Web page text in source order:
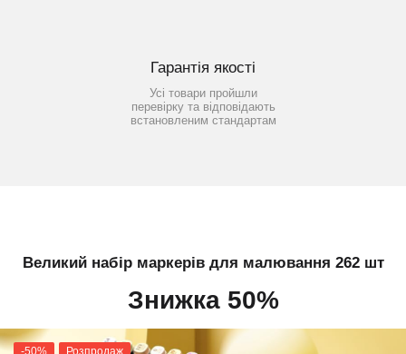
Гарантія якості
Усі товари пройшли
перевірку та відповідають
встановленим стандартам
Великий набір маркерів для малювання 262 шт
Знижка 50%
-50% Розпродаж